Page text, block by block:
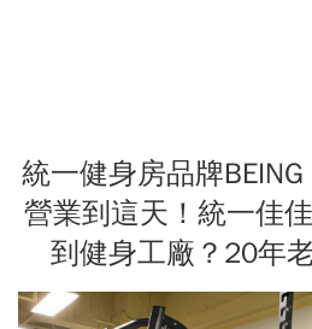
統一健身房品牌
營業到這天！統一佳
到健身工廠？20年